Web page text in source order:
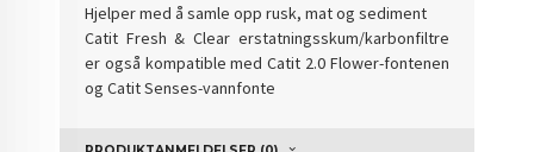
Hjelper med å samle opp rusk, mat og sediment
Catit Fresh & Clear erstatningsskum/karbonfiltre
er også kompatible med Catit 2.0 Flower-fontenen
og Catit Senses-vannfonte